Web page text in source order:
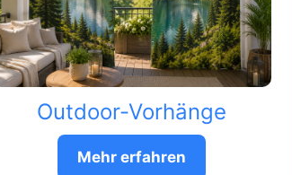
Outdoor-Vorhänge
Mehr erfahren